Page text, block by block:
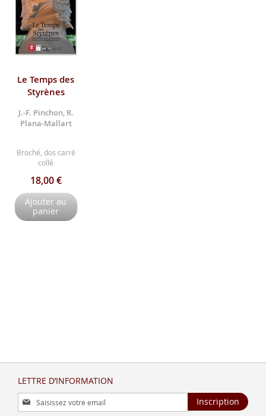
Le Temps des
Styrènes
J.-F. Pinchon, R.
Plana-Mallart
Broché, dos carré
collé
18,00 €
Ajouter au
panier
LETTRE D’INFORMATION
Inscription
à
Inscription